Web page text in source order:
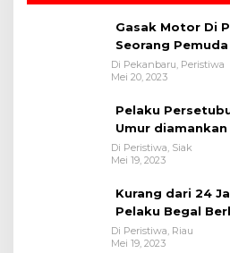
Gasak Motor Di
Seorang
Bukit Raya
Di Pekanbaru, Peristiwa
Mei 20, 2023
Pelaku
Umur
Polsek Tualang-
Di Peristiwa, Siak
Mei 19, 2023
Kurang dari 24
Pelaku Begal
Satreskrim
Di Peristiwa, Riau
Mei 19, 2023